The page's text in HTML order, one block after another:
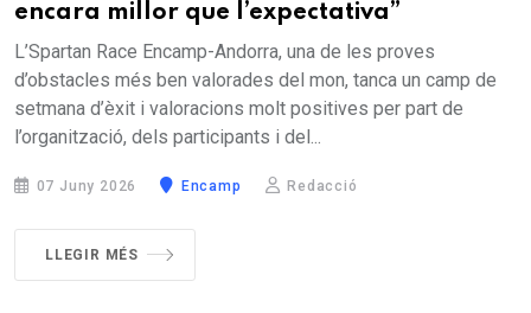
encara millor que l’expectativa”
L’Spartan Race Encamp-Andorra, una de les proves
d’obstacles més ben valorades del mon, tanca un camp de
setmana d’èxit i valoracions molt positives per part de
l’organització, dels participants i del...
07 Juny 2026 Encamp Redacció
LLEGIR MÉS